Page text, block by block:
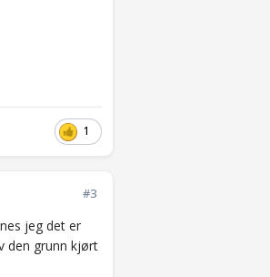
1
#3
jeg det er
den grunn kjørt